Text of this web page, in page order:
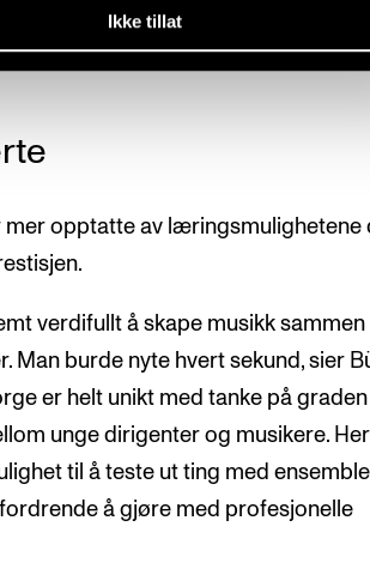
Ikke tillat
Daniel Reith Dirigent
mer opptatte av læringsmulighetene
verdifullt å skape musikk
Man burde nyte hvert sekund, sier
er helt unikt med tanke på
unge dirigenter og musikere.
til å teste ut ting med
å gjøre med profesjonelle